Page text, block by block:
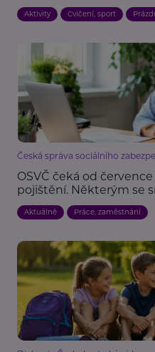
Aktivity Cvičení, sport
Česká správa sociálního
OSVČ čeká od
pojištění. Některým se
Aktuálně Práce, zaměstnání